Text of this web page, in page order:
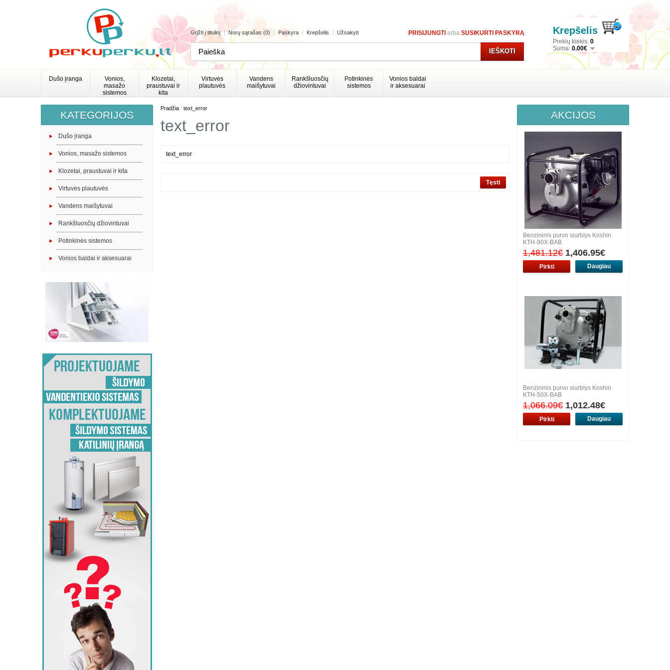
Krepšelis
Prekių kiekis: 0
Suma: 0.00€
IEŠKOTI
PRISIJUNGTI arba SUSIKURTI PASKYRĄ
Grįžti į titulinį Norų sąrašas (0) Paskyra Krepšelis Užsakyti
Dušo įranga
Vonios,
masažo
sistemos
Klozetai,
praustuvai ir
kita
Virtuvės
plautuvės
Vandens
maišytuvai
Rankšluosčių
džiovintuvai
Potinkinės
sistemos
Vonios baldai
ir aksesuarai
KATEGORIJOS
Dušo įranga
Vonios, masažo sistemos
Klozetai, praustuvai ir kita
Virtuvės plautuvės
Vandens maišytuvai
Rankšluosčių džiovintuvai
Potinkinės sistemos
Vonios baldai ir aksesuarai
AKCIJOS
Benzininis purvo siurblys Koshin
KTH-80X-BAB
1,481.12€ 1,406.95€
Daugiau
Benzininis purvo siurblys Koshin
KTH-50X-BAB
1,066.09€ 1,012.48€
Daugiau
Pradžia / text_error
text_error
text_error
Tęsti